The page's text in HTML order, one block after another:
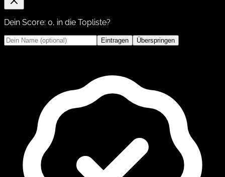
Dein Score: 0, in die Topliste?
Eintragen Überspringen